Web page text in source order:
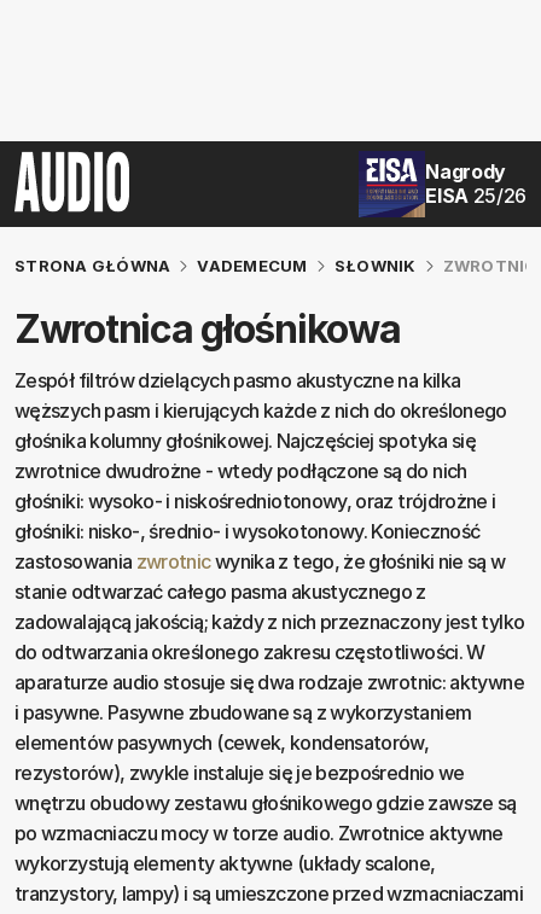
Nagrody
EISA 25/26
STRONA GŁÓWNA VADEMECUM SŁOWNIK
Zwrotnica głośnikowa
Zespół filtrów dzielących pasmo akustyczne na kilka
węższych pasm i kierujących każde z nich do określonego
głośnika kolumny głośnikowej. Najczęściej spotyka się
zwrotnice dwudrożne - wtedy podłączone są do nich
głośniki: wysoko- i niskośredniotonowy, oraz trójdrożne i
głośniki: nisko-, średnio- i wysokotonowy. Konieczność
zastosowania zwrotnicwynika z tego, że głośniki nie są w
stanie odtwarzać całego pasma akustycznego z
zadowalającą jakością; każdy z nich przeznaczony jest tylko
do odtwarzania określonego zakresu częstotliwości. W
aparaturze audio stosuje się dwa rodzaje zwrotnic: aktywne
i pasywne. Pasywne zbudowane są z wykorzystaniem
elementów pasywnych (cewek, kondensatorów,
rezystorów), zwykle instaluje się je bezpośrednio we
wnętrzu obudowy zestawu głośnikowego gdzie zawsze są
po wzmacniaczu mocy w torze audio. Zwrotnice aktywne
wykorzystują elementy aktywne (układy scalone,
tranzystory, lampy) i są umieszczone przed wzmacniaczami